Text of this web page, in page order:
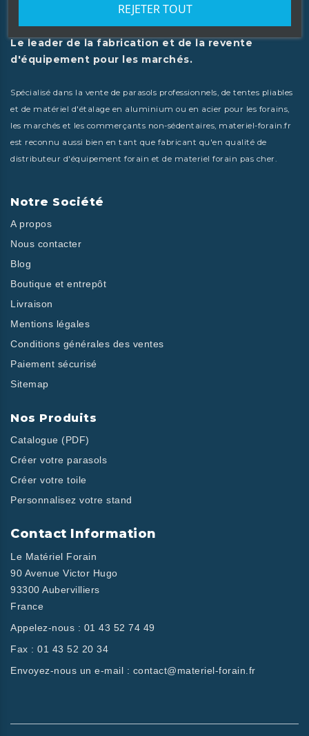
Le leader de la fabrication et de la revente
d'équipement pour les marchés.
Spécialisé dans la vente de parasols professionnels, de tentes pliables
et de matériel d'étalage en aluminium ou en acier pour les forains,
les marchés et les commerçants non-sédentaires, materiel-forain.fr
est reconnu aussi bien en tant que fabricant qu'en qualité de
distributeur d'équipement forain et de materiel forain pas cher.
Notre Société
A propos
Nous contacter
Blog
Boutique et entrepôt
Livraison
Mentions légales
Conditions générales des ventes
Paiement sécurisé
Sitemap
Nos Produits
Catalogue (PDF)
Créer votre parasols
Créer votre toile
Personnalisez votre stand
Contact Information
Le Matériel Forain
90 Avenue Victor Hugo
93300 Aubervilliers
France
Appelez-nous : 01 43 52 74 49
Fax : 01 43 52 20 34
Envoyez-nous un e-mail : contact@materiel-forain.fr
REJETER TOUT